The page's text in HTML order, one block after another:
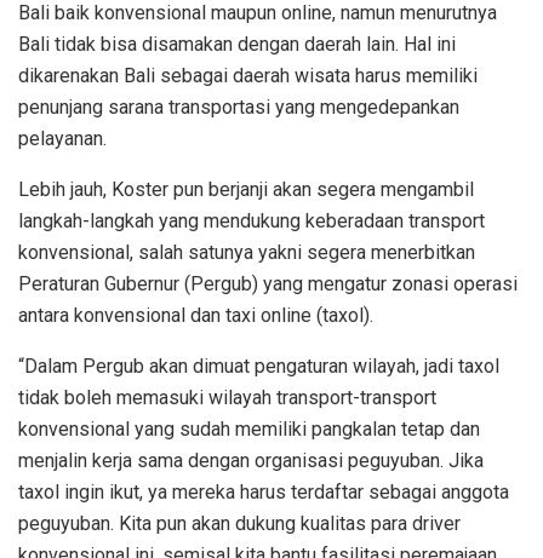
Bali baik konvensional maupun online, namun menurutnya
Bali tidak bisa disamakan dengan daerah lain. Hal ini
dikarenakan Bali sebagai daerah wisata harus memiliki
penunjang sarana transportasi yang mengedepankan
pelayanan.
Lebih jauh, Koster pun berjanji akan segera mengambil
langkah-langkah yang mendukung keberadaan transport
konvensional, salah satunya yakni segera menerbitkan
Peraturan Gubernur (Pergub) yang mengatur zonasi operasi
antara konvensional dan taxi online (taxol).
“Dalam Pergub akan dimuat pengaturan wilayah, jadi taxol
tidak boleh memasuki wilayah transport-transport
konvensional yang sudah memiliki pangkalan tetap dan
menjalin kerja sama dengan organisasi peguyuban. Jika
taxol ingin ikut, ya mereka harus terdaftar sebagai anggota
peguyuban. Kita pun akan dukung kualitas para driver